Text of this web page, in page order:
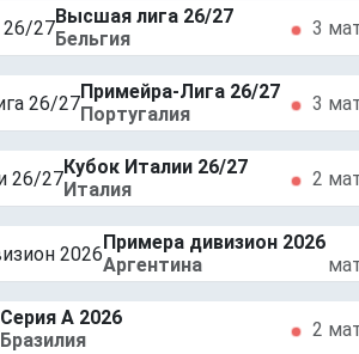
Высшая лига 26/27
Бельгия
3
Примейра-Лига 26/27
Португалия
3
Кубок Италии 26/27
Италия
2
Примера дивизион 2026
Аргентина
Серия А 2026
Бразилия
2